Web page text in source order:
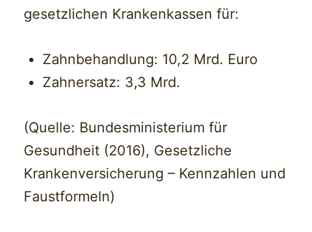
gesetzlichen Krankenkassen für:
Zahnbehandlung: 10,2 Mrd. Euro
Zahnersatz: 3,3 Mrd.
(Quelle: Bundesministerium für
Gesundheit (2016), Gesetzliche
Krankenversicherung – Kennzahlen und
Faustformeln)